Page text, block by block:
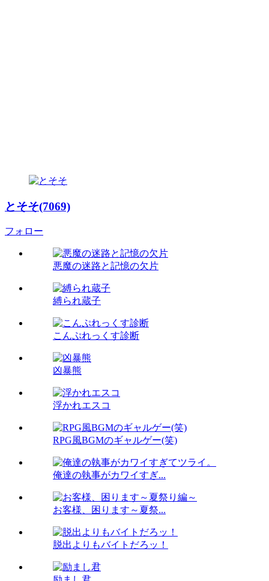
とそそ(7069)
フォロー
悪魔の迷路と記憶の欠片
縛られ蔵子
こんぷれっくす診断
凶暴熊
浮かれエスコ
RPG風BGMのギャルゲー(笑)
俺達の執事がカワイすぎ...
お客様、困ります～夏祭...
脱出よりもバイトだろッ！